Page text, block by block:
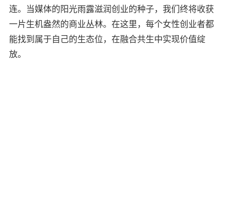
连。当媒体的阳光雨露滋润创业的种子，我们终将收获
一片生机盎然的商业丛林。在这里，每个女性创业者都
能找到属于自己的生态位，在融合共生中实现价值绽
放。